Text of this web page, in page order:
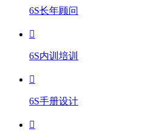
6S长年顾问
6S内训培训
6S手册设计